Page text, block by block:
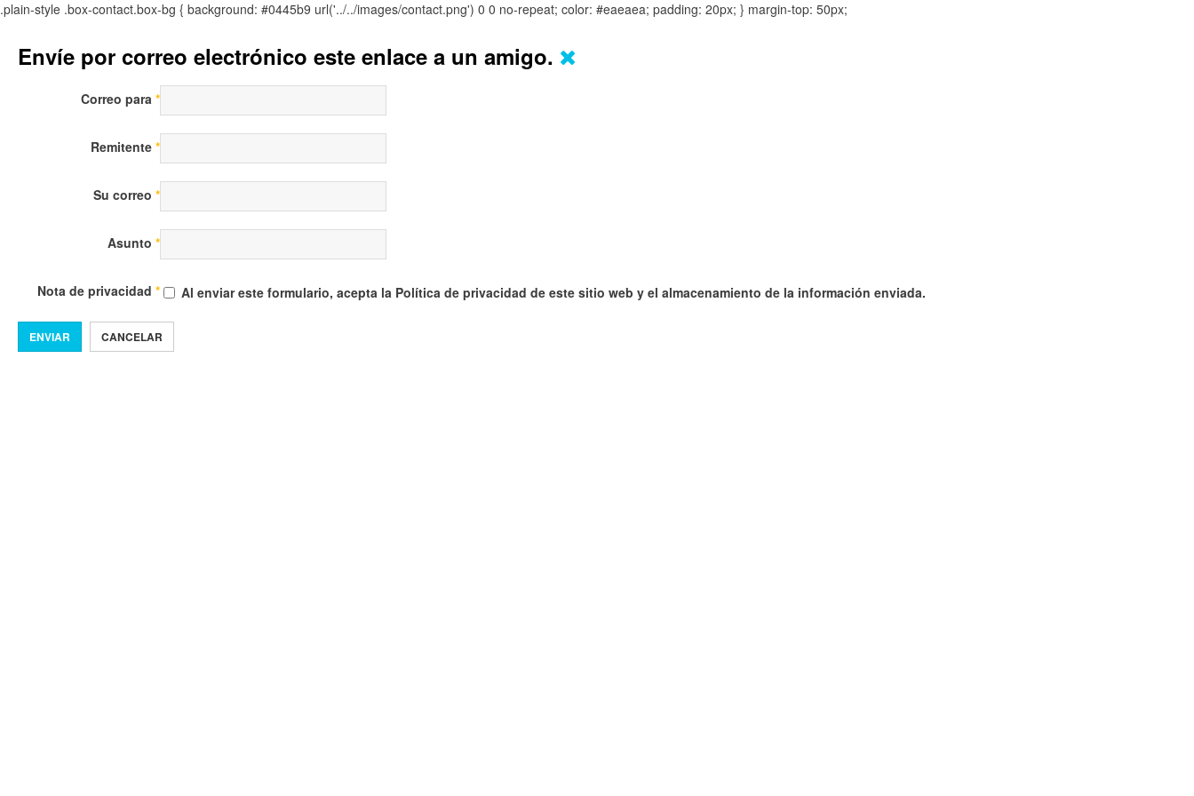
.plain-style .box-contact.box-bg { background: #0445b9 url('../../images/contact.png') 0 0 no-repeat; color: #eaeaea; padding: 20px; } margin-top: 50px;
Envíe por correo electrónico este enlace a un amigo.
Correo para *
Remitente *
Su correo *
Asunto *
Nota de privacidad * Al enviar este formulario, acepta la Política de privacidad de este sitio web y el almacenamiento de la información enviada.
ENVIAR CANCELAR